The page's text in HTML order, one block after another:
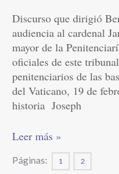
Discurso que dirigió
audiencia al cardenal
mayor de la
oficiales de este
penitenciarios de las
del Vaticano, 19 de
historia Joseph
de
Dios
Leer más »
Páginas: 1 2